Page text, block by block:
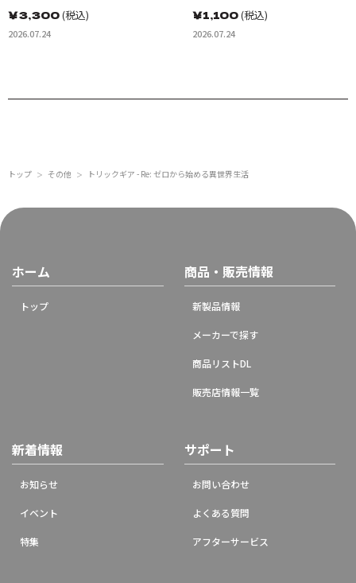
￥3,300(税込)
2026.07.24
￥1,100(税込)
2026.07.24
トップ ＞ その他 ＞ トリックギア - Re: ゼロから始める異世界生活
ホーム
トップ
商品・販売情報
新製品情報
メーカーで探す
商品リストDL
販売店情報一覧
新着情報
お知らせ
イベント
特集
サポート
お問い合わせ
よくある質問
アフターサービス